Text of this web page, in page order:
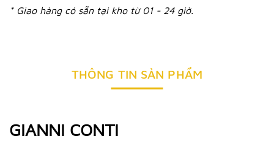
* Giao hàng có sẵn tại kho từ 01 - 24 giờ.
THÔNG TIN SẢN PHẨM
GIANNI CONTI